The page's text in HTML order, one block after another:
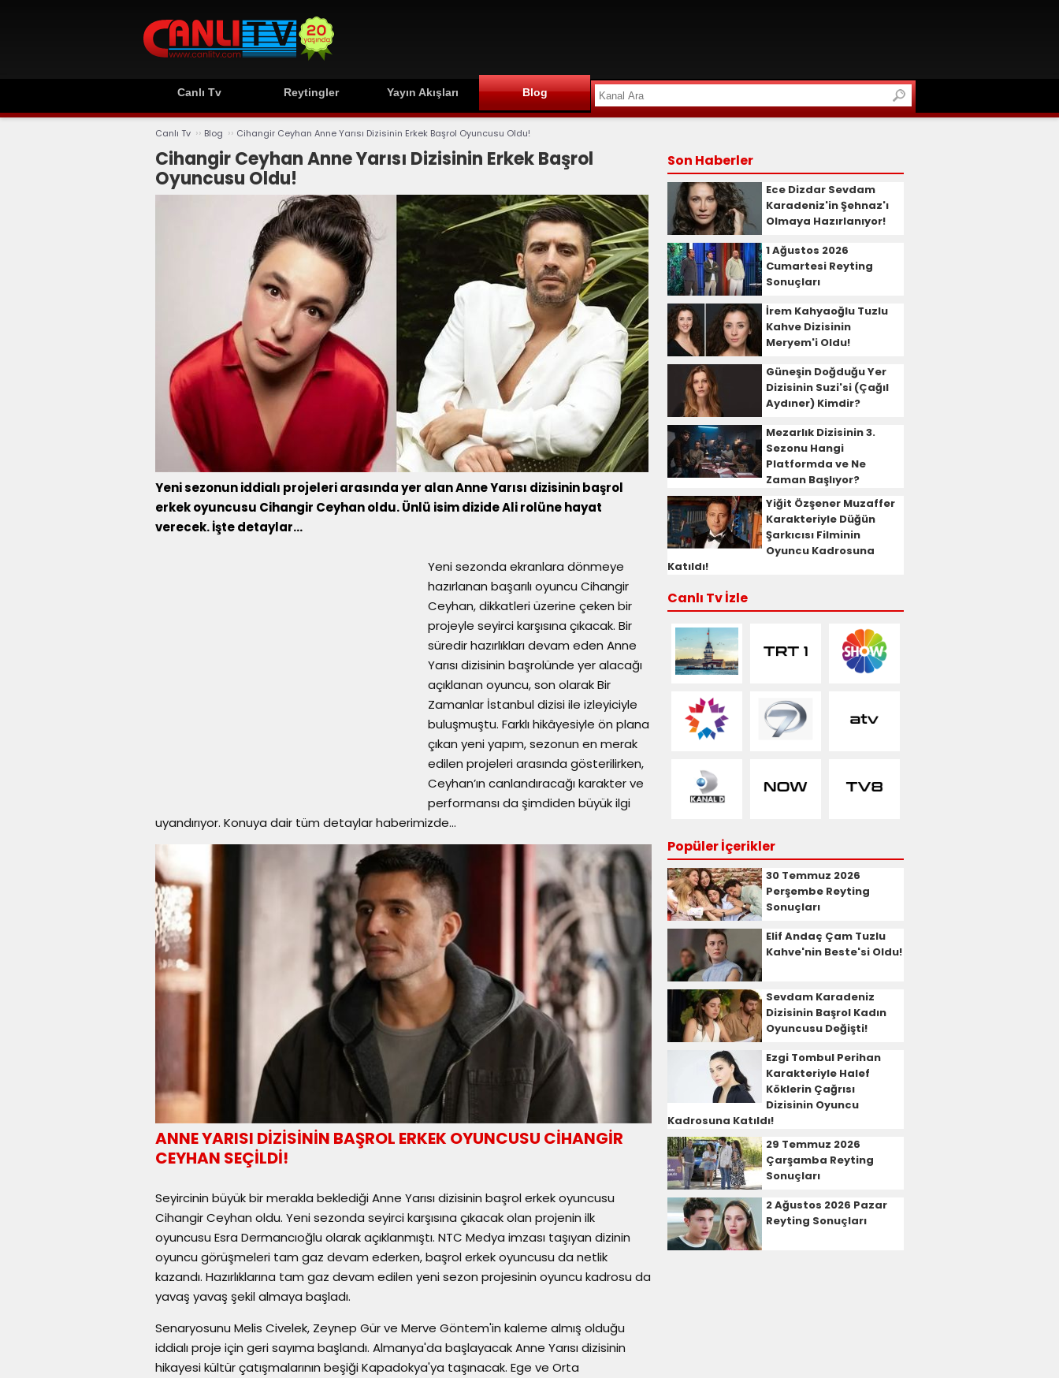
Canlı Tv Reytingler Yayın Akışları Blog
Canlı Tv ›› Blog ›› Cihangir Ceyhan Anne Yarısı Dizisinin Erkek Başrol Oyuncusu Oldu!
Cihangir Ceyhan Anne Yarısı Dizisinin Erkek Başrol
Oyuncusu Oldu!
Yeni sezonun iddialı projeleri arasında yer alan Anne Yarısı dizisinin başrol
erkek oyuncusu Cihangir Ceyhan oldu. Ünlü isim dizide Ali rolüne hayat
verecek. İşte detaylar...
Yeni sezonda ekranlara dönmeye
hazırlanan başarılı oyuncu Cihangir
Ceyhan, dikkatleri üzerine çeken bir
projeyle seyirci karşısına çıkacak. Bir
süredir hazırlıkları devam eden Anne
Yarısı dizisinin başrolünde yer alacağı
açıklanan oyuncu, son olarak Bir
Zamanlar İstanbul dizisi ile izleyiciyle
buluşmuştu. Farklı hikâyesiyle ön plana
çıkan yeni yapım, sezonun en merak
edilen projeleri arasında gösterilirken,
Ceyhan’ın canlandıracağı karakter ve
performansı da şimdiden büyük ilgi
uyandırıyor. Konuya dair tüm detaylar haberimizde...
ANNE YARISI DİZİSİNİN BAŞROL ERKEK OYUNCUSU CİHANGİR
CEYHAN SEÇİLDİ!
Seyircinin büyük bir merakla beklediği Anne Yarısı dizisinin başrol erkek oyuncusu
Cihangir Ceyhan oldu. Yeni sezonda seyirci karşısına çıkacak olan projenin ilk
oyuncusu Esra Dermancıoğlu olarak açıklanmıştı. NTC Medya imzası taşıyan dizinin
oyuncu görüşmeleri tam gaz devam ederken, başrol erkek oyuncusu da netlik
kazandı. Hazırlıklarına tam gaz devam edilen yeni sezon projesinin oyuncu kadrosu da
yavaş yavaş şekil almaya başladı.
Senaryosunu Melis Civelek, Zeynep Gür ve Merve Göntem'in kaleme almış olduğu
iddialı proje için geri sayıma başlandı. Almanya'da başlayacak Anne Yarısı dizisinin
hikayesi kültür çatışmalarının beşiği Kapadokya'ya taşınacak. Ege ve Orta
Son Haberler
Ece Dizdar Sevdam
Karadeniz'in Şehnaz'ı
Olmaya Hazırlanıyor!
1 Ağustos 2026
Cumartesi Reyting
Sonuçları
İrem Kahyaoğlu Tuzlu
Kahve Dizisinin
Meryem'i Oldu!
Güneşin Doğduğu Yer
Dizisinin Suzi'si (Çağıl
Aydıner) Kimdir?
Mezarlık Dizisinin 3.
Sezonu Hangi
Platformda ve Ne
Zaman Başlıyor?
Yiğit Özşener Muzaffer
Karakteriyle Düğün
Şarkıcısı Filminin
Oyuncu Kadrosuna
Katıldı!
Canlı Tv İzle
Popüler İçerikler
30 Temmuz 2026
Perşembe Reyting
Sonuçları
Elif Andaç Çam Tuzlu
Kahve'nin Beste'si Oldu!
Sevdam Karadeniz
Dizisinin Başrol Kadın
Oyuncusu Değişti!
Ezgi Tombul Perihan
Karakteriyle Halef
Köklerin Çağrısı
Dizisinin Oyuncu
Kadrosuna Katıldı!
29 Temmuz 2026
Çarşamba Reyting
Sonuçları
2 Ağustos 2026 Pazar
Reyting Sonuçları